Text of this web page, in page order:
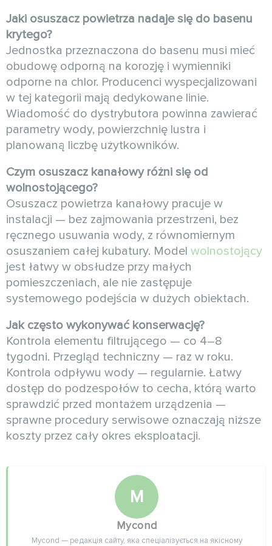
Jaki osuszacz powietrza nadaje się do basenu
krytego?
Jednostka przeznaczona do basenu musi mieć
obudowę odporną na korozję i wymienniki
odporne na chlor. Producenci wyspecjalizowani
w tej kategorii mają dedykowane linie.
Wiadomość do dystrybutora powinna zawierać
parametry wody, powierzchnię lustra i
planowaną liczbę użytkowników.
Czym osuszacz kanałowy różni się od
wolnostojącego?
Osuszacz powietrza kanałowy pracuje w
instalacji — bez zajmowania przestrzeni, bez
ręcznego usuwania wody, z równomiernym
osuszaniem całej kubatury. Model wolnostojący
jest łatwy w obsłudze przy małych
pomieszczeniach, ale nie zastępuje
systemowego podejścia w dużych obiektach.
Jak często wykonywać konserwację?
Kontrola elementu filtrującego — co 4–8
tygodni. Przegląd techniczny — raz w roku.
Kontrola odpływu wody — regularnie. Łatwy
dostęp do podzespołów to cecha, którą warto
sprawdzić przed montażem urządzenia —
sprawne procedury serwisowe oznaczają niższe
koszty przez cały okres eksploatacji.
M
Mycond
Mycond — редакція сайту, яка спеціалізується на якісному